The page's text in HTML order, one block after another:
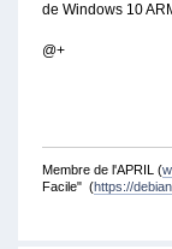
de Windows 10
@+
Membre de l'APRIL (
Facile" (https://